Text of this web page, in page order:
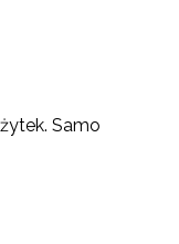
Samo